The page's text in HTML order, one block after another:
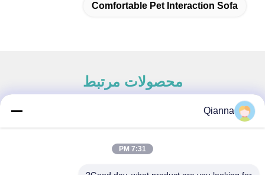
Comfortable Pet Interaction Sofa
محصولات مرتبط
Qianna
7:31 PM